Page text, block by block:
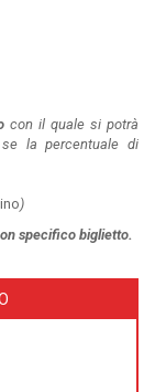
con il quale si potrà
se la percentuale di
)
specifico biglietto.